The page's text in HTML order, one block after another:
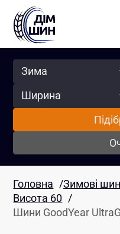
Сезон
Ширина
Головна /Зимові
Висота 60 /
Шини GoodYear